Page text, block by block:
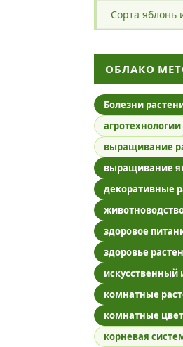
Сорта яблонь
ОБЛАКО
Болезни
агротехнологии
выращивание
выращивание
декоративные
здоровое
здоровье
искусственный
комнатные
комнатные
корневая